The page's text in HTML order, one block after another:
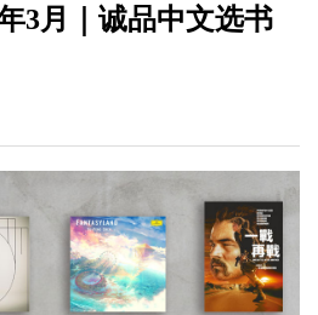
3月｜诚品中文选书